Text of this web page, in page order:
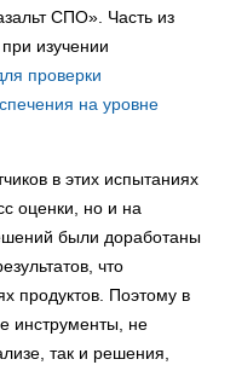
СПО». Часть из
изучении
проверки
на уровне
в этих испытаниях
оценки, но и на
были доработаны
что
продуктов. Поэтому в
инструменты, не
так и решения,